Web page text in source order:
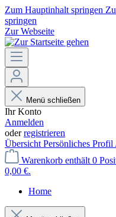
Zum Hauptinhalt springen
springen
Zur Webseite
Menü schließen
Ihr Konto
Anmelden
oderregistrieren
Übersicht Persönliches Profil
Warenkorb enthält 0
0,00 €.
Home